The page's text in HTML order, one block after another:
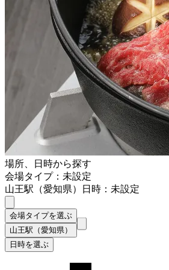
場所、日時から探す
会場タイプ：未設定
山王駅（愛知県）
日時：未設定
会場タイプを選ぶ
山王駅（愛知県）
日時を選ぶ